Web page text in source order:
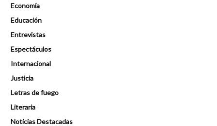
Economía
Educación
Entrevistas
Espectáculos
Internacional
Justicia
Letras de fuego
Literaria
Noticias Destacadas